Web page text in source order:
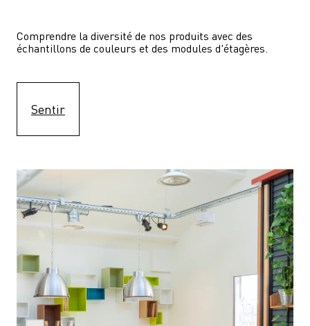
Comprendre la diversité de nos produits avec des
échantillons de couleurs et des modules d'étagères.
Sentir